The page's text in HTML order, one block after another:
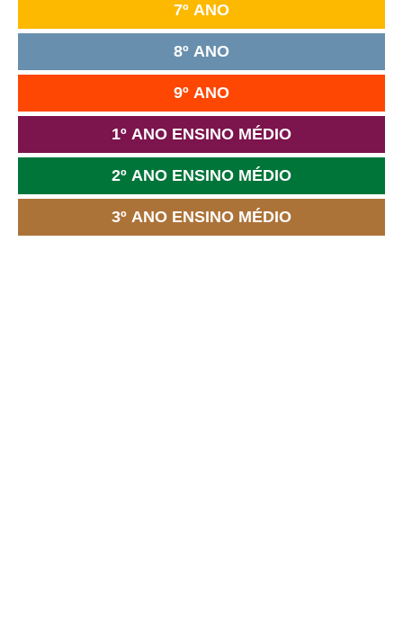
7º ANO
8º ANO
9º ANO
1º ANO ENSINO MÉDIO
2º ANO ENSINO MÉDIO
3º ANO ENSINO MÉDIO